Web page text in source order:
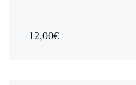
12,00€